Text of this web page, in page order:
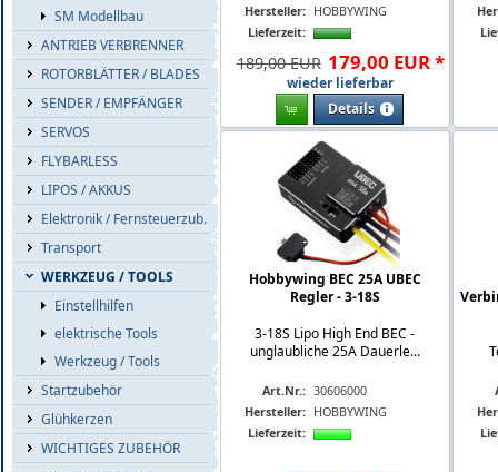
SM Modellbau
ANTRIEB VERBRENNER
ROTORBLÄTTER / BLADES
SENDER / EMPFÄNGER
SERVOS
FLYBARLESS
LIPOS / AKKUS
Elektronik / Fernsteuerzub.
Transport
WERKZEUG / TOOLS
Einstellhilfen
elektrische Tools
Werkzeug / Tools
Startzubehör
Glühkerzen
WICHTIGES ZUBEHÖR
Hersteller: HOBBYWING
Lieferzeit:
189,00 EUR 179,00 EUR*
wieder lieferbar
Details
Hobbywing BEC 25A UBEC
Regler - 3-18S
3-18S Lipo High End BEC -
unglaubliche 25A Dauerle...
Art.Nr.: 30606000
Hersteller: HOBBYWING
Lieferzeit: